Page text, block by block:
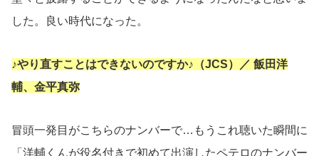
した。良い時代になった。
♪やり直すことはできないのですか♪（JCS）／ 飯田洋
輔、金平真弥
冒頭一発目がこちらのナンバーで…もうこれ聴いた瞬間に
「洋輔くんが役名付きで初めて出演したペテロのナンバー